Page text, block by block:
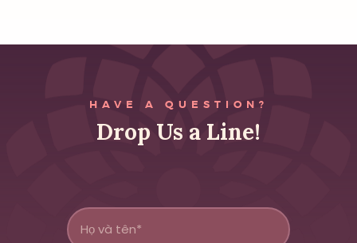
HAVE A QUESTION?
Drop Us a Line!